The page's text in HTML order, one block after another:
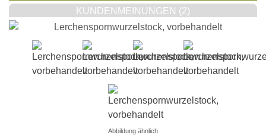
KUNDENMEINUNGEN (2)
Abbildung ähnlich